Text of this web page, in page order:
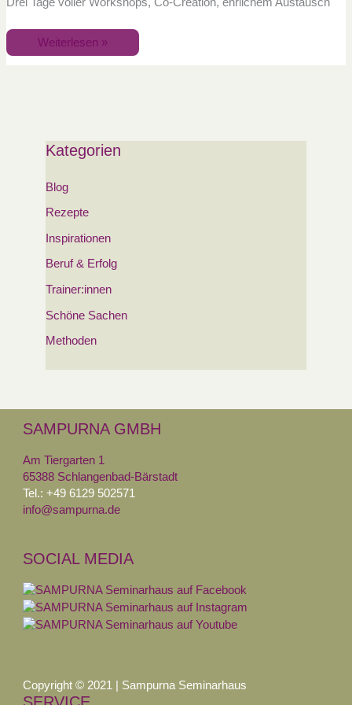
Weiterlesen »
Kategorien
Blog
Rezepte
Inspirationen
Beruf & Erfolg
Trainer:innen
Schöne Sachen
Methoden
SAMPURNA GMBH
Am Tiergarten 1
65388 Schlangenbad-Bärstadt
Tel.: +49 6129 502571
info@sampurna.de
SOCIAL MEDIA
Copyright © 2021 | Sampurna Seminarhaus